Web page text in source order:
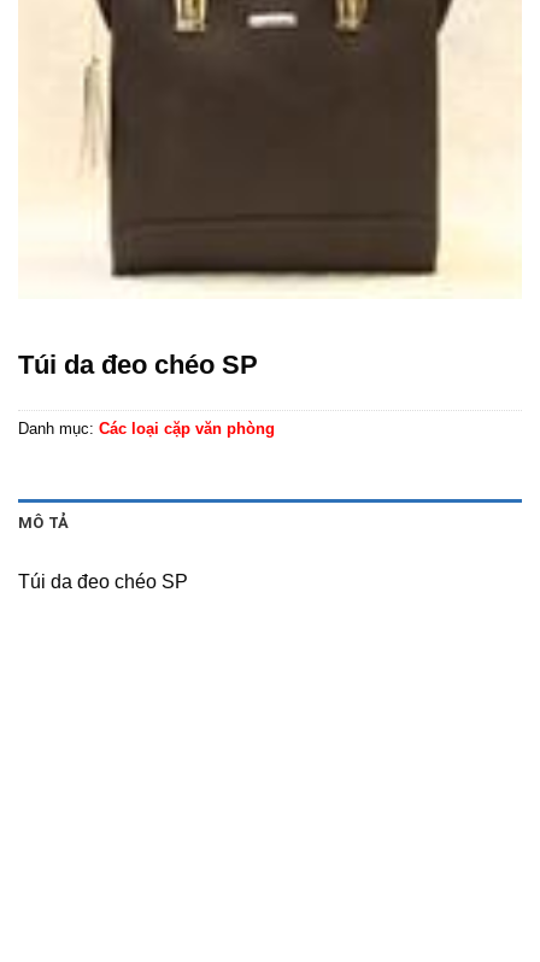
Túi da đeo chéo SP
Danh mục: Các loại cặp văn phòng
MÔ TẢ
Túi da đeo chéo SP